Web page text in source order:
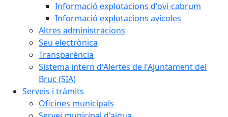
Informació explotacions d'oví-cabrum
Informació explotacions avícoles
Altres administracions
Seu electrònica
Transparència
Sistema intern d'Alertes de l'Ajuntament del
Bruc (SIA)
Serveis i tràmits
Oficines municipals